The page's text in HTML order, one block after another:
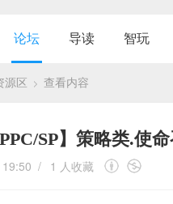
论坛 导读 智玩
源区 查看内容
PPC/SP】策略类.使
/ 1 人收藏